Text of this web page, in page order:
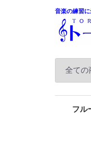
音楽の練習
フル